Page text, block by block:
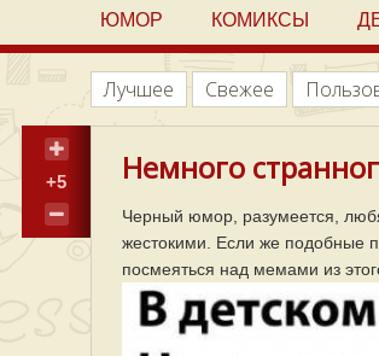
ЮМОР КОМИКСЫ
Лучшее Свежее
+5 Немного
Черный юмор, разумеется,
жестокими. Если же подобные
посмеяться над мемами из